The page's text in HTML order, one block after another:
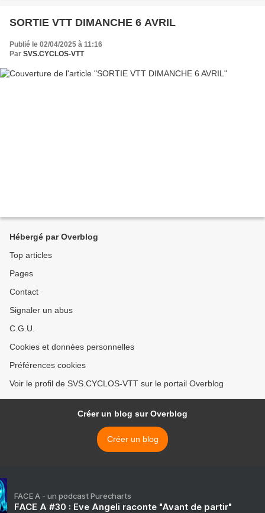
SORTIE VTT DIMANCHE 6 AVRIL
Publié le 02/04/2025 à 11:16
Par SVS.CYCLOS-VTT
Hébergé par Overblog
Top articles
Pages
Contact
Signaler un abus
C.G.U.
Cookies et données personnelles
Préférences cookies
Voir le profil de SVS.CYCLOS-VTT sur le portail Overblog
Créer un blog sur Overblog
Créer un blog
FACE A - un podcast Purecharts
FACE A #30 : Eve Angeli raconte "Avant de partir"